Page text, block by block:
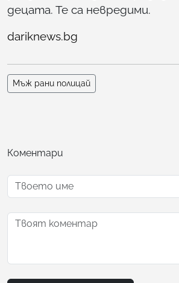
децата. Те са невредими.
dariknews.bg
Мъж рани полицай
Коментари